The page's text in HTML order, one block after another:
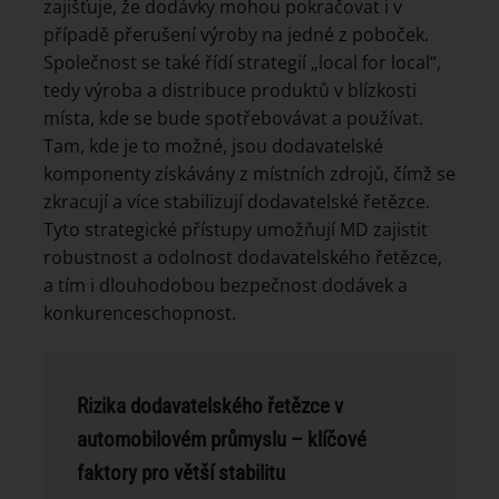
zajišťuje, že dodávky mohou pokračovat i v
případě přerušení výroby na jedné z poboček.
Společnost se také řídí strategií „local for local“,
tedy výroba a distribuce produktů v blízkosti
místa, kde se bude spotřebovávat a používat.
Tam, kde je to možné, jsou dodavatelské
komponenty získávány z místních zdrojů, čímž se
zkracují a více stabilizují dodavatelské řetězce.
Tyto strategické přístupy umožňují MD zajistit
robustnost a odolnost dodavatelského řetězce,
a tím i dlouhodobou bezpečnost dodávek a
konkurenceschopnost.
Rizika dodavatelského řetězce v
automobilovém průmyslu – klíčové
faktory pro větší stabilitu